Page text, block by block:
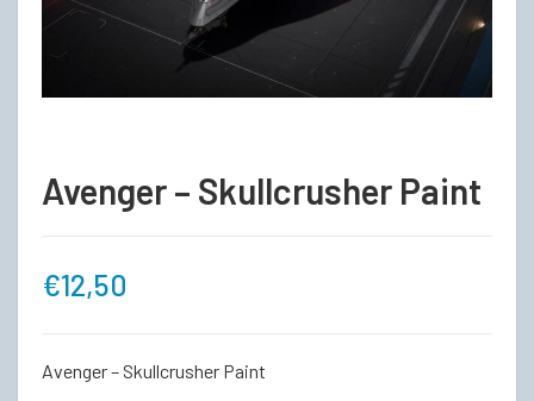
Avenger – Skullcrusher Paint
€12,50
Avenger – Skullcrusher Paint